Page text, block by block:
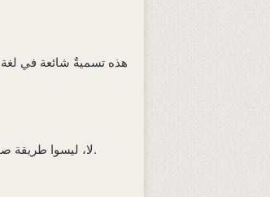
هذه تسميةٌ شائعة في
لا، ليسوا طريقة، ويحفظون حق الأخوة الإيمانية مع كافة أهل لا إله إلا الله.